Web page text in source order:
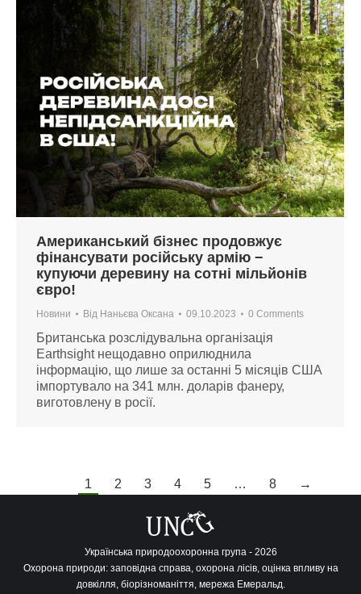
Американський бізнес продовжує
фінансувати російську армію −
купуючи деревину на сотні мільйонів
євро!
Новини Від Наньєва Оксана 09.10.2023 0 Comments
Британська розслідувальна організація
Earthsight нещодавно оприлюднила
інформацію, що лише за останні 5 місяців США
імпортувало на 341 млн. доларів фанеру,
виготовлену в росії.
1 2 3 4 5 … 8 →
Українська природоохоронна група - 2026
Охорона природи: заповідна справа, охорона лісів, оцінка впливу на
довкілля, біорізноманіття, мережа Емеральд.